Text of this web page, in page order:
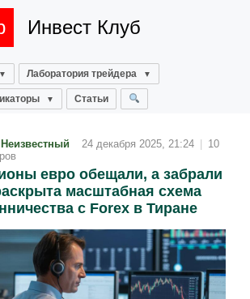
Инвест Клуб
Лаборатория трейдера
Статьи
24 декабря 2025, 21:24
10
евро обещали, а забрали
масштабная схема
с Forex в Тиране